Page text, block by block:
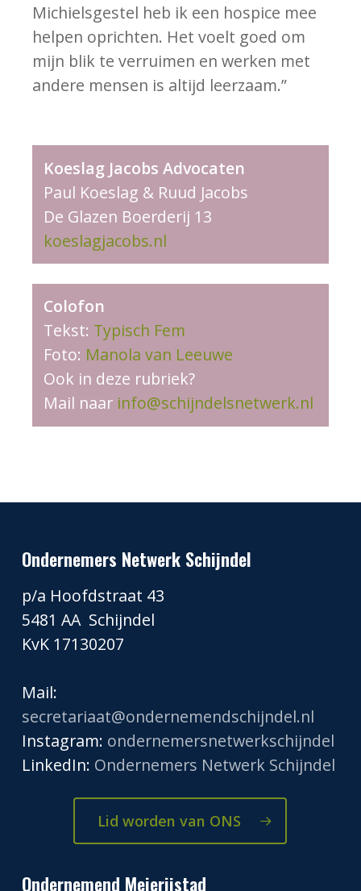
Michielsgestel heb ik een hospice mee
helpen oprichten. Het voelt goed om
mijn blik te verruimen en werken met
andere mensen is altijd leerzaam.”
Koeslag Jacobs Advocaten
Paul Koeslag & Ruud Jacobs
De Glazen Boerderij 13
koeslagjacobs.nl
Colofon
Tekst: Typisch Fem
Foto: Manola van Leeuwe
Ook in deze rubriek?
Mail naar info@schijndelsnetwerk.nl
Ondernemers Netwerk Schijndel
p/a Hoofdstraat 43
5481 AA Schijndel
KvK 17130207
Mail:
secretariaat@ondernemendschijndel.nl
Instagram: ondernemersnetwerkschijndel
LinkedIn: Ondernemers Netwerk Schijndel
Lid worden van ONS
Ondernemend Meierijstad